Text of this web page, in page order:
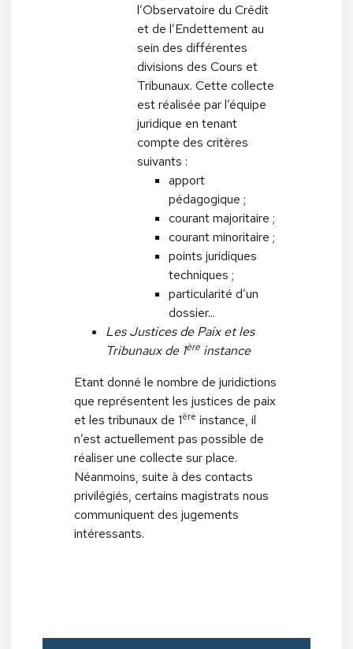
l’Observatoire du Crédit
et de l’Endettement au
sein des différentes
divisions des Cours et
Tribunaux. Cette collecte
est réalisée par l’équipe
juridique en tenant
compte des critères
suivants :
apport
pédagogique ;
courant majoritaire ;
courant minoritaire ;
points juridiques
techniques ;
particularité d’un
dossier...
Les Justices de Paix et les
Tribunaux de 1ère instance
Etant donné le nombre de juridictions
que représentent les justices de paix
et les tribunaux de 1ère instance, il
n’est actuellement pas possible de
réaliser une collecte sur place.
Néanmoins, suite à des contacts
privilégiés, certains magistrats nous
communiquent des jugements
intéressants.